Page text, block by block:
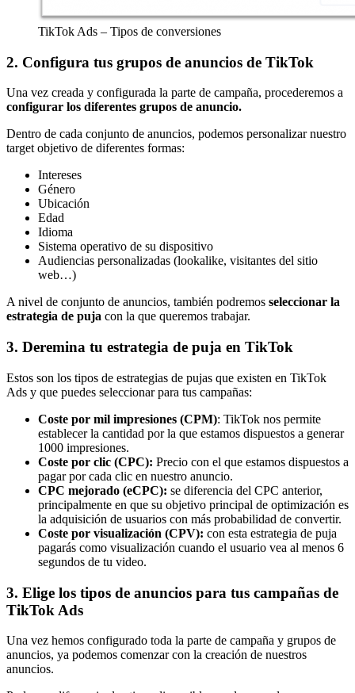
TikTok Ads – Tipos de conversiones
2. Configura tus grupos de anuncios de TikTok
Una vez creada y configurada la parte de campaña, procederemos a
configurar los diferentes grupos de anuncio.
Dentro de cada conjunto de anuncios, podemos personalizar nuestro
target objetivo de diferentes formas:
Intereses
Género
Ubicación
Edad
Idioma
Sistema operativo de su dispositivo
Audiencias personalizadas (lookalike, visitantes del sitio
web…)
A nivel de conjunto de anuncios, también podremos seleccionar la
estrategia de puja con la que queremos trabajar.
3. Deremina tu estrategia de puja en TikTok
Estos son los tipos de estrategias de pujas que existen en TikTok
Ads y que puedes seleccionar para tus campañas:
Coste por mil impresiones (CPM): TikTok nos permite
establecer la cantidad por la que estamos dispuestos a generar
1000 impresiones.
Coste por clic (CPC): Precio con el que estamos dispuestos a
pagar por cada clic en nuestro anuncio.
CPC mejorado (eCPC): se diferencia del CPC anterior,
principalmente en que su objetivo principal de optimización es
la adquisición de usuarios con más probabilidad de convertir.
Coste por visualización (CPV): con esta estrategia de puja
pagarás como visualización cuando el usuario vea al menos 6
segundos de tu video.
3. Elige los tipos de anuncios para tus campañas de
TikTok Ads
Una vez hemos configurado toda la parte de campaña y grupos de
anuncios, ya podemos comenzar con la creación de nuestros
anuncios.